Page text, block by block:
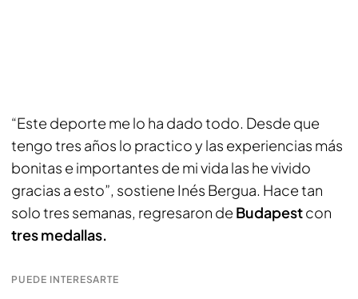
“Este deporte me lo ha dado todo. Desde que
tengo tres años lo practico y las experiencias más
bonitas e importantes de mi vida las he vivido
gracias a esto”, sostiene Inés Bergua. Hace tan
solo tres semanas, regresaron de Budapestcon
tres medallas.
PUEDE INTERESARTE